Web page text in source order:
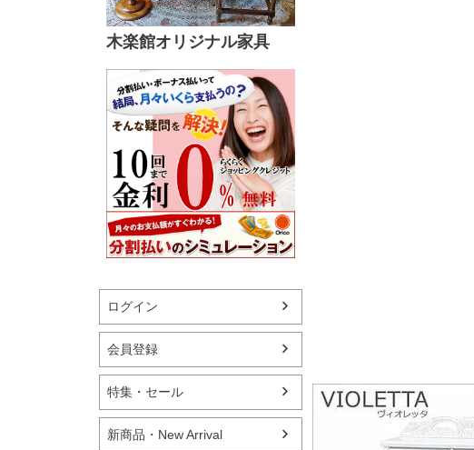
木楽館オリジナル家具
ログイン
会員登録
特集・セール
新商品・New Arrival